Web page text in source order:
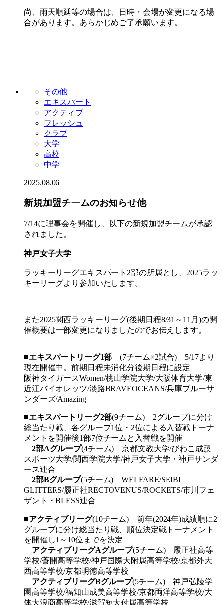
尚、雨天順延等の場合は、日時・会場が変更になる場
合があります。あらかじめご了承願います。
その他
エキスパート
アクティブ
フレッシュ
クラブ
大学
高校
中学
2025.08.06
新規加盟チームのお知らせ他
7/14に理事会を開催し、以下の新規加盟チームが承認
されました。
神戸女子大学
ラッキーリーグエキスパート2部の所属とし、2025ラッ
キーリーグより参加いたします。
また2025関西ラッキーリーグ(後期日程8/31～11月)の開
催概要は一部変更になりましたのでお伝えします。
■エキスパートリーグ1部 (7チーム×2試合) 5/17より
現在開催中。前期日程未消化分後期日程に設定
阪神タイガースWomen/桃山学院大学/大阪体育大学/東
近江バイオレッツ/淡路BRAVEOCEANS/兵庫ブルーサ
ンダーズ/Amazing
■エキスパートリーグ2部(9チーム) 2グループに分け
総当たり戦、各グループ1位・2位による入替戦トーナ
メントを開催後1部7位チームと入替戦を開催
2部Aグループ(4チーム) 京都文教大学/びわこ成蹊
スポーツ大学/関西学院大学/神戸女子大学・神戸サンダ
ース連合
2部Bグループ(5チーム) WELFARE/SEIBI
GLITTERS/履正社RECTOVENUS/ROCKETS/市川フェ
ザント・BLESS連合
■アクティブリーグ(10チーム) 前年(2024年)成績順に2
グループに分け総当たり戦、順位決定戦トーナメント
を開催し1～10位までを決定
アクティブリーグAグループ(5チーム) 履正社高等
学校/蒼開高等学校/神戸国際大附属高等学校/京都外大
西高等学校/京都明徳高等学校
アクティブリーグBグループ(5チーム) 神戸弘陵学
園高等学校/福知山成美高等学校/京都両洋高等学校/大
体大浪商高等学校/滋賀短大付属高等学校